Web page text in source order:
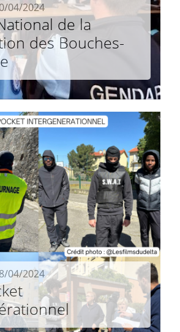
04/2024
de la
des Bouches-
04/2024